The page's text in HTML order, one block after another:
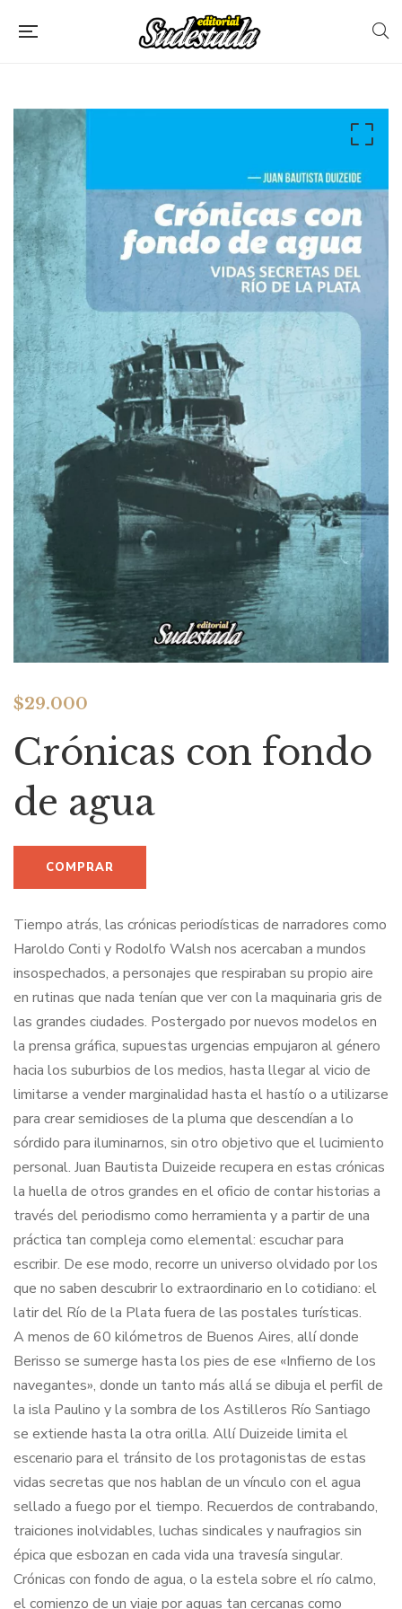
$29.000
Crónicas con fondo
de agua
Tiempo atrás, las crónicas periodísticas de narradores como
Haroldo Conti y Rodolfo Walsh nos acercaban a mundos
insospechados, a personajes que respiraban su propio aire
en rutinas que nada tenían que ver con la maquinaria gris de
las grandes ciudades. Postergado por nuevos modelos en
la prensa gráfica, supuestas urgencias empujaron al género
hacia los suburbios de los medios, hasta llegar al vicio de
limitarse a vender marginalidad hasta el hastío o a utilizarse
para crear semidioses de la pluma que descendían a lo
sórdido para iluminarnos, sin otro objetivo que el lucimiento
personal. Juan Bautista Duizeide recupera en estas crónicas
la huella de otros grandes en el oficio de contar historias a
través del periodismo como herramienta y a partir de una
práctica tan compleja como elemental: escuchar para
escribir. De ese modo, recorre un universo olvidado por los
que no saben descubrir lo extraordinario en lo cotidiano: el
latir del Río de la Plata fuera de las postales turísticas.
A menos de 60 kilómetros de Buenos Aires, allí donde
Berisso se sumerge hasta los pies de ese «Infierno de los
navegantes», donde un tanto más allá se dibuja el perfil de
la isla Paulino y la sombra de los Astilleros Río Santiago
se extiende hasta la otra orilla. Allí Duizeide limita el
escenario para el tránsito de los protagonistas de estas
vidas secretas que nos hablan de un vínculo con el agua
sellado a fuego por el tiempo. Recuerdos de contrabando,
traiciones inolvidables, luchas sindicales y naufragios sin
épica que esbozan en cada vida una travesía singular.
Crónicas con fondo de agua, o la estela sobre el río calmo,
el comienzo de un viaje por aguas tan cercanas como